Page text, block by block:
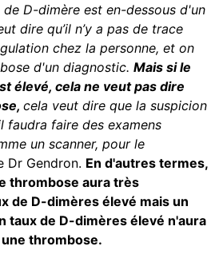
de D-dimère est en-dessous d'un
dire qu’il n’y a pas de trace
chez la personne, et on
d'un diagnostic. Mais si le
élevé, cela ne veut pas dire
cela veut dire que la suspicion
faudra faire des examens
un scanner, pour le
Dr Gendron. En d'autres termes,
thrombose aura très
de D-dimères élevé mais un
taux de D-dimères élevé n'aura
thrombose.